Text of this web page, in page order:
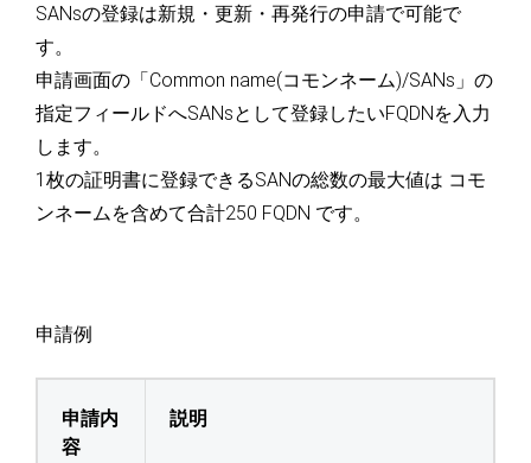
SANsの登録は新規・更新・再発行の申請で可能で
す。
申請画面の「Common name(コモンネーム)/SANs」の
指定フィールドへSANsとして登録したいFQDNを入力
します。
1枚の証明書に登録できるSANの総数の最大値は コモ
ンネームを含めて合計250 FQDN です。
申請例
申請内
容
説明